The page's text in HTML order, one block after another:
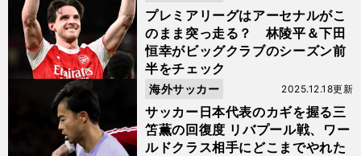
プレミアリーグはアーセナルがこ
のまま突っ走る？ 林陵平＆下田
恒幸がビッグクラブのシーズン前
半をチェック
サッカー日本代表のカギを握る三
笘薫の回復度 リバプール戦、ワー
ルドクラス相手にどこまでやれた
2025.12.18更新
海外サッカー